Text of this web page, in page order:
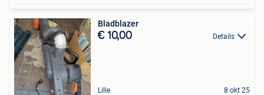
Bladblazer
€ 10,00 Details
Lille 8 okt 25